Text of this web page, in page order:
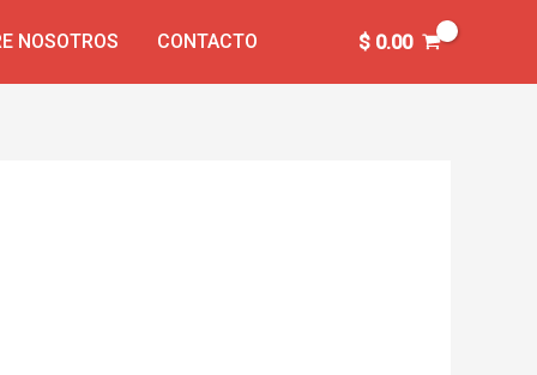
NOSOTROS CONTACTO $0.00